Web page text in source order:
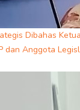
Dibahas
dan Anggota